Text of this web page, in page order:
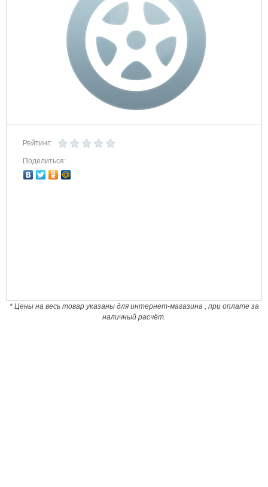
Рейтинг:
Поделиться:
* Цены на весь товар указаны для интернет-магазина , при оплате за
наличный расчёт.